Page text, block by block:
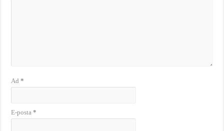
Ad*
E-posta*